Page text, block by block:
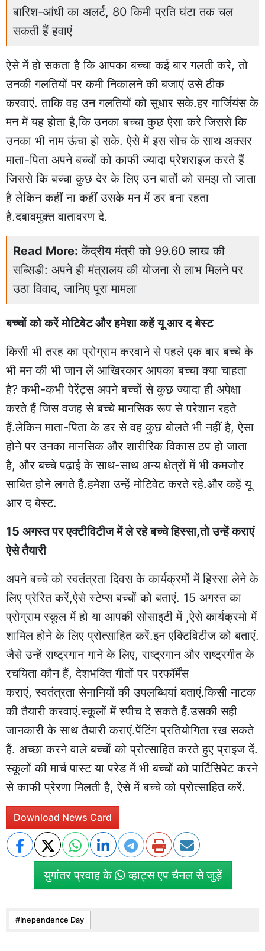
बारिश-आंधी का अलर्ट, 80 किमी प्रति घंटा तक चल
सकती हैं हवाएं
ऐसे में हो सकता है कि आपका बच्चा कई बार गलती करे, तो
उनकी गलतियों पर कमी निकालने की बजाएं उसे ठीक
करवाएं. ताकि वह उन गलतियों को सुधार सके.हर गार्जियंस के
मन में यह होता है,कि उनका बच्चा कुछ ऐसा करे जिससे कि
उनका भी नाम ऊंचा हो सके. ऐसे में इस सोच के साथ अक्सर
माता-पिता अपने बच्चों को काफी ज्यादा प्रेशराइज करते हैं
जिससे कि बच्चा कुछ देर के लिए उन बातों को समझ तो जाता
है लेकिन कहीं ना कहीं उसके मन में डर बना रहता
है.दबावमुक्त वातावरण दे.
Read More: केंद्रीय मंत्री को 99.60 लाख की
सब्सिडी: अपने ही मंत्रालय की योजना से लाभ मिलने पर
उठा विवाद, जानिए पूरा मामला
बच्चों को करें मोटिवेट और हमेशा कहें यू आर द बेस्ट
किसी भी तरह का प्रोग्राम करवाने से पहले एक बार बच्चे के
भी मन की भी जान लें आखिरकार आपका बच्चा क्या चाहता
है? कभी-कभी पेरेंट्स अपने बच्चों से कुछ ज्यादा ही अपेक्षा
करते हैं जिस वजह से बच्चे मानसिक रूप से परेशान रहते
हैं.लेकिन माता-पिता के डर से वह कुछ बोलते भी नहीं है, ऐसा
होने पर उनका मानसिक और शारीरिक विकास ठप हो जाता
है, और बच्चे पढ़ाई के साथ-साथ अन्य क्षेत्रों में भी कमजोर
साबित होने लगते हैं.हमेशा उन्हें मोटिवेट करते रहे.और कहें यू
आर द बेस्ट.
15 अगस्त पर एक्टीविटीज में ले रहे बच्चे हिस्सा,तो उन्हें कराएं
ऐसे तैयारी
अपने बच्चे को स्वतंत्रता दिवस के कार्यक्रमों में हिस्सा लेने के
लिए प्रेरित करें,ऐसे स्टेप्स बच्चों को बताएं. 15 अगस्त का
प्रोग्राम स्कूल में हो या आपकी सोसाइटी में ,ऐसे कार्यक्रमो में
शामिल होने के लिए प्रोत्साहित करें.इन एक्टिविटीज को बताएं.
जैसे उन्हें राष्ट्रगान गाने के लिए, राष्ट्रगान और राष्ट्रगीत के
रचयिता कौन हैं, देशभक्ति गीतों पर परफॉर्मेंस
कराएं, स्वतंत्रता सेनानियों की उपलब्धियां बताएं.किसी नाटक
की तैयारी करवाएं.स्कूलों में स्पीच दे सकते हैं.उसकी सही
जानकारी के साथ तैयारी कराएं.पेंटिंग प्रतियोगिता रख सकते
हैं. अच्छा करने वाले बच्चों को प्रोत्साहित करते हुए प्राइज दें.
स्कूलों की मार्च पास्ट या परेड में भी बच्चों को पार्टिसिपेट करने
से काफी प्रेरणा मिलती है, ऐसे में बच्चे को प्रोत्साहित करें.
Download News Card
युगांतर प्रवाह के व्हाट्स एप चैनल से जुड़ें
Inependence Day